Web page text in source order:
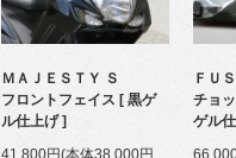
ＭＡＪＥＳＴＹ Ｓ
フロントフェイス [ 黒ゲ
ル仕上げ ]
41,800円(本体38,000円、
ＦＵ
チョ
ゲル